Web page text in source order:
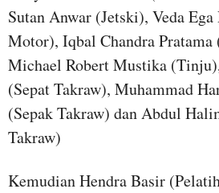
Sutan Anwar (Jetski), Veda
Motor), Iqbal Chandra Pratama
Michael Robert Mustika
(Sepat Takraw), Muhammad
(Sepak Takraw) dan Abdul
Takraw)
Kemudian Hendra Basir